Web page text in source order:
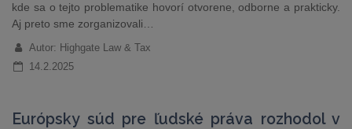
kde sa o tejto problematike hovorí otvorene, odborne a prakticky.
Aj preto sme zorganizovali…
Autor: Highgate Law & Tax
14.2.2025
Európsky súd pre ľudské práva rozhodol v